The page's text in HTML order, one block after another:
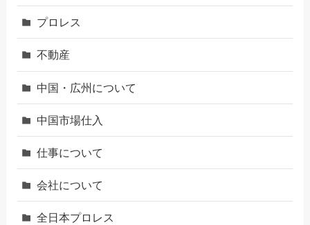
プロレス
不動産
中国・広州について
中国市場仕入
仕事について
会社について
全日本プロレス